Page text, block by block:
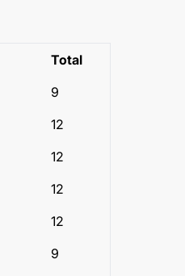
Total
9
12
12
12
12
9